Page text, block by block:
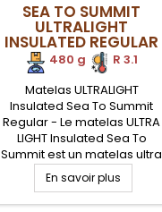
SEA TO SUMMIT
ULTRALIGHT
INSULATED REGULAR
480 g
R 3.1
Matelas ULTRALIGHT
Insulated Sea To Summit
Regular - Le matelas ULTRA
LIGHT Insulated Sea To
Summit est un matelas ultra
léger, isolé et chaud (indice
R-Value 3.1) pour un
meilleur confort du
En savoir plus